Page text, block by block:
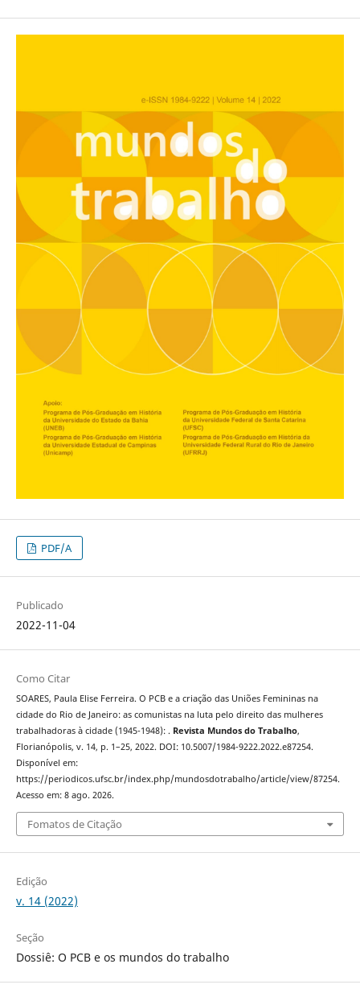
PDF/A
Publicado
2022-11-04
Como Citar
SOARES, Paula Elise Ferreira. O PCB e a criação das Uniões Femininas na
cidade do Rio de Janeiro: as comunistas na luta pelo direito das mulheres
trabalhadoras à cidade (1945-1948): . Revista Mundos do Trabalho,
Florianópolis, v. 14, p. 1–25, 2022. DOI: 10.5007/1984-9222.2022.e87254.
Disponível em:
https://periodicos.ufsc.br/index.php/mundosdotrabalho/article/view/87254.
Acesso em: 8 ago. 2026.
Fomatos de Citação
Edição
v. 14 (2022)
Seção
Dossiê: O PCB e os mundos do trabalho